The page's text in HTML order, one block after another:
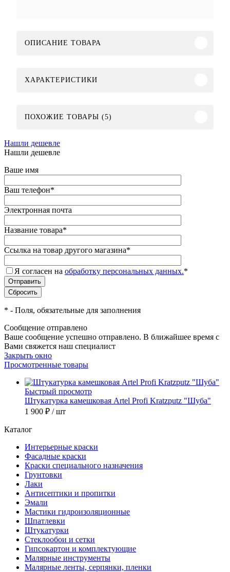
ОПИСАНИЕ ТОВАРА
ХАРАКТЕРИСТИКИ
ПОХОЖИЕ ТОВАРЫ (5)
Нашли дешевле
Нашли дешевле
Ваше имя
Ваш телефон*
Электронная почта
Название товара*
Ссылка на товар другого магазина*
Я согласен на обработку персональных данных.*
* - Поля, обязательные для заполнения
Сообщение отправлено
Ваше сообщение успешно отправлено. В ближайшее время с
Вами свяжется наш специалист
Закрыть окно
Просмотренные товары
Быстрый просмотр
Штукатурка камешковая Artel Profi Kratzputz "Шуба"
1 900 ₽ / шт
Каталог
Интерьерные краски
Фасадные краски
Краски специального назначения
Грунтовки
Лаки
Антисептики и пропитки
Эмали
Мастики гидроизоляционные
Шпатлевки
Штукатурки
Стеклообои и сетки
Гипсокартон и комплектующие
Малярные инструменты
Малярные ленты, серпянки, пленки